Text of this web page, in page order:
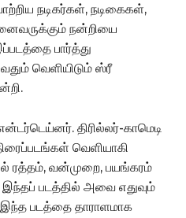
நடிகர்கள், நடிகைகள்,
நன்றியை
பார்த்து
வெளியிடும் ஸ்ரீ
திரில்லர்-காமெடி
வெளியாகி
ரத்தம், வன்முறை, பயங்கரம்
படத்தில் அவை எதுவும்
இந்த படத்தை தாராளமாக